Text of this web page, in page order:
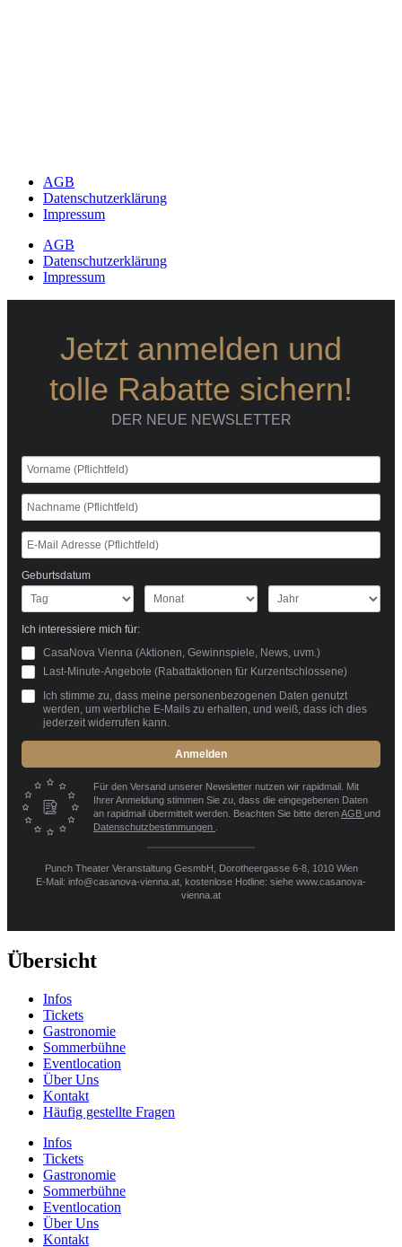
AGB
Datenschutzerklärung
Impressum
AGB
Datenschutzerklärung
Impressum
Jetzt anmelden und
tolle Rabatte sichern!
DER NEUE NEWSLETTER
Geburtsdatum
Ich interessiere mich für:
CasaNova Vienna (Aktionen, Gewinnspiele, News, uvm.)
Last-Minute-Angebote (Rabattaktionen für Kurzentschlossene)
Ich stimme zu, dass meine personenbezogenen Daten genutzt
werden, um werbliche E-Mails zu erhalten, und weiß, dass ich dies
jederzeit widerrufen kann.
Anmelden
Für den Versand unserer Newsletter nutzen wir rapidmail. Mit
Ihrer Anmeldung stimmen Sie zu, dass die eingegebenen Daten
an rapidmail übermittelt werden. Beachten Sie bitte derenAGB und
Datenschutzbestimmungen
Punch Theater Veranstaltung GesmbH, Dorotheergasse 6-8, 1010 Wien
E-Mail: info@casanova-vienna.at, kostenlose Hotline: siehe www.casanova-
vienna.at
Übersicht
Infos
Tickets
Gastronomie
Sommerbühne
Eventlocation
Über Uns
Kontakt
Häufig gestellte Fragen
Infos
Tickets
Gastronomie
Sommerbühne
Eventlocation
Über Uns
Kontakt